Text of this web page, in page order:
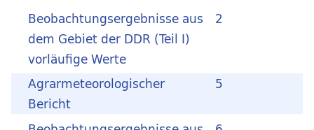
2
Beobachtungsergebnisse aus
dem Gebiet der DDR (Teil I)
vorläufige Werte
5
Agrarmeteorologischer
Bericht